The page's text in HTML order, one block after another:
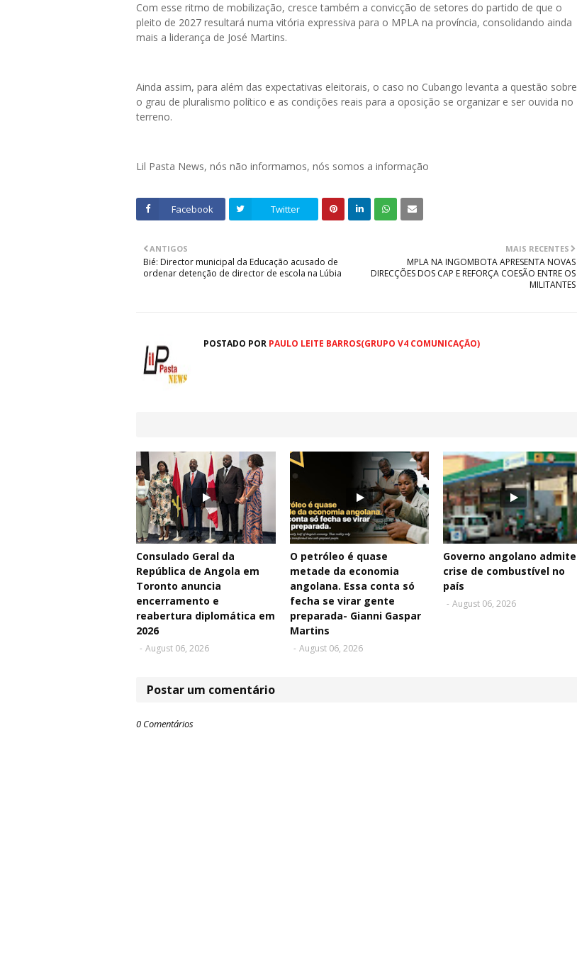
Com esse ritmo de mobilização, cresce também a convicção de setores do partido de que o
pleito de 2027 resultará numa vitória expressiva para o MPLA na província, consolidando ainda
mais a liderança de José Martins.
Ainda assim, para além das expectativas eleitorais, o caso no Cubango levanta a questão sobre
o grau de pluralismo político e as condições reais para a oposição se organizar e ser ouvida no
terreno.
Lil Pasta News, nós não informamos, nós somos a informação
Facebook Twitter
MAIS RECENTES
MPLA NA INGOMBOTA APRESENTA NOVAS
DIRECÇÕES DOS CAP E REFORÇA COESÃO ENTRE OS
MILITANTES
ANTIGOS
Bié: Director municipal da Educação acusado de
ordenar detenção de director de escola na Lúbia
POSTADO POR PAULO LEITE BARROS(GRUPO V4 COMUNICAÇÃO)
Consulado Geral da
República de Angola em
Toronto anuncia
encerramento e
reabertura diplomática em
2026
- August 06, 2026
O petróleo é quase
metade da economia
angolana. Essa conta só
fecha se virar gente
preparada- Gianni Gaspar
Martins
- August 06, 2026
Governo angolano admite
crise de combustível no
país
- August 06, 2026
Postar um comentário
0 Comentários